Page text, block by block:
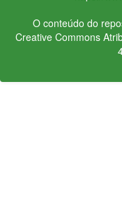
O conteúdo do
Creative Commons